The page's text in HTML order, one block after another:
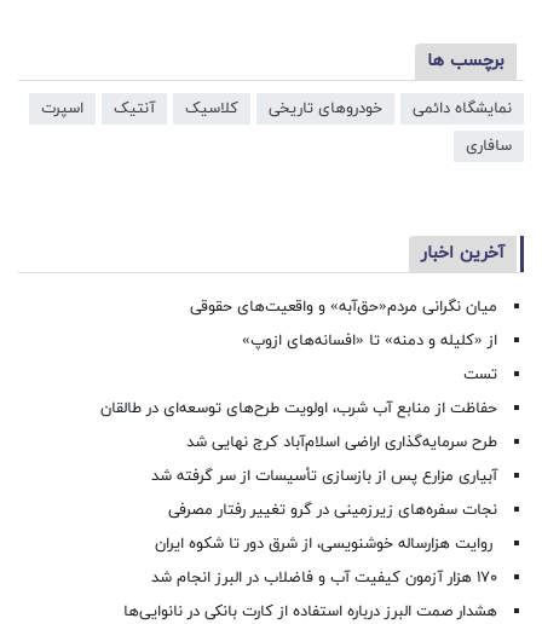
برچسب ها
نمایشگاه دائمی خودروهای تاریخی کلاسیک آنتیک
اسپرت
سافاری
آخرین اخبار
میان نگرانی مردم«حق‌آبه» و واقعیت‌های حقوقی
از «کلیله و دمنه» تا «افسانه‌های ازوپ»
تست
حفاظت از منابع آب شرب، اولویت طرح‌های توسعه‌ای در طالقان
طرح سرمایه‌گذاری اراضی اسلام‌آباد کرج نهایی شد
آبیاری مزارع پس از بازسازی تأسیسات از سر گرفته شد
نجات سفره‌های زیرزمینی در گرو تغییر رفتار مصرفی
روایت هزارساله خوشنویسی، از شرق دور تا شکوه ایران
۱۷۰ هزار آزمون کیفیت آب و فاضلاب در البرز انجام شد
هشدار صمت البرز درباره استفاده از کارت بانکی در نانوایی‌ها